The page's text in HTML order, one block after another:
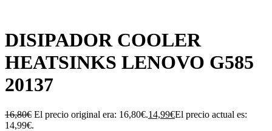
DISIPADOR COOLER
HEATSINKS LENOVO G585
20137
16,80€ El precio original era: 16,80€.14,99€El precio actual es:
14,99€.